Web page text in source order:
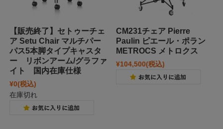
【販売終了】セトゥーチェ
ア Setu Chair マルチパー
パス5本脚タイプキャスタ
ー リボンアーム/グラファ
イト 国内在庫仕様
¥0(税込)
在庫切れ
CM231チェア Pierre
Paulin ピエール・ポラン
METROCS メトロクス
¥104,500(税込)